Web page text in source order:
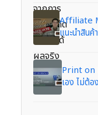
Affiliate
แนะนำสิน
Print on
เอง ไม่ต้